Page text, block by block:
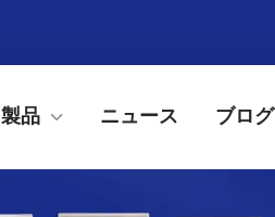
製品 ニュース ブログ